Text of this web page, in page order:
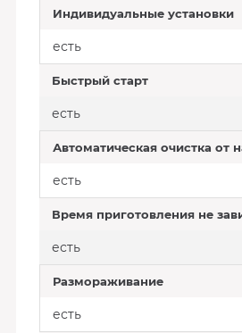
Индивидуальные установки
есть
Быстрый старт
есть
Автоматическая очистка от
есть
Время приготовления не
есть
Размораживание
есть